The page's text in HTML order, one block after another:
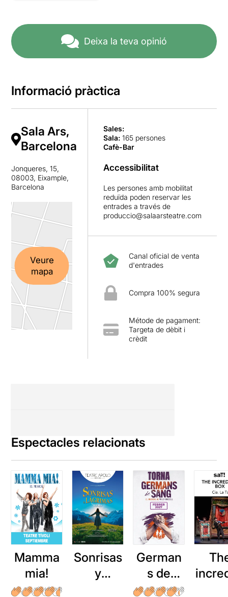
Deixa la teva opinió
Informació pràctica
Sala Ars,
Barcelona
Jonqueres, 15,
08003, Eixample,
Barcelona
Veure
mapa
Sales:
Sala:165 persones
Cafè-Bar
Accessibilitat
Les persones amb mobilitat
reduïda poden reservar les
entrades a través de
produccio@salaarsteatre.com
Canal oficial de venta
d'entrades
Compra 100% segura
Métode de pagament:
Targeta de dèbit i
crèdit
Espectacles relacionats
Mamma
mia!
Sonrisas
y
German
s de
sang